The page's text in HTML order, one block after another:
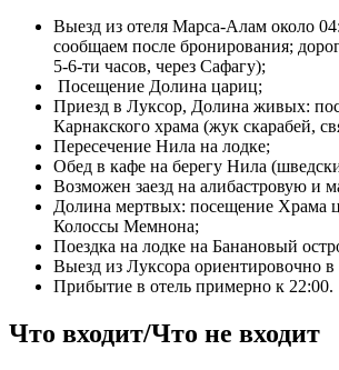
Выезд из отеля Марса-Алам около
сообщаем после бронирования;
5-6-ти часов, через Сафагу);
Посещение Долина цариц;
Приезд в Луксор, Долина живых:
Карнакского храма (жук скарабей,
Пересечение Нила на лодке;
Обед в кафе на берегу Нила
Возможен заезд на алибастровую и
Долина мертвых: посещение Храма
Колоссы Мемнона;
Поездка на лодке на Банановый
Выезд из Луксора ориентировочно в
Прибытие в отель примерно к 22:00.
Что входит/Что не входит